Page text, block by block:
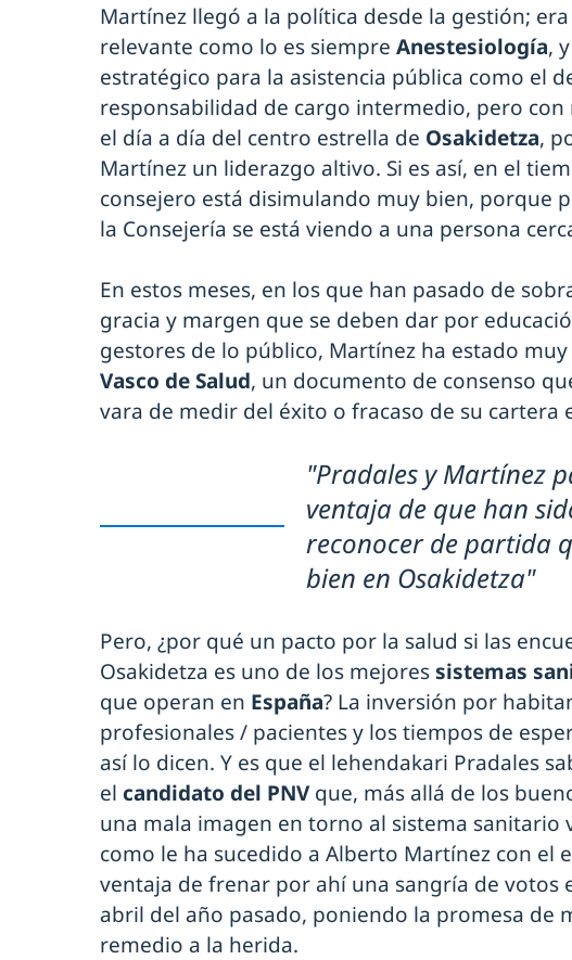
Martínez llegó a la política desde la gestión;
relevante como lo es siempre Anestesiología,
estratégico para la asistencia pública como el
responsabilidad de cargo intermedio, pero
el día a día del centro estrella de Osakidetza,
Martínez un liderazgo altivo. Si es así, en el
consejero está disimulando muy bien, porque
la Consejería se está viendo a una persona
En estos meses, en los que han pasado de
gracia y margen que se deben dar por
gestores de lo público, Martínez ha estado
Vasco de Salud, un documento de consenso
vara de medir del éxito o fracaso de su cartera
"Pradales y Martínez
ventaja de que han
reconocer de partida
bien en Osakidetza"
Pero, ¿por qué un pacto por la salud si las
Osakidetza es uno de los mejoressistemas
que operan en España? La inversión por
profesionales / pacientes y los tiempos de
así lo dicen. Y es que el lehendakari Pradales
el candidato del PNVque, más allá de los
una mala imagen en torno al sistema sanitario
como le ha sucedido a Alberto Martínez con el
ventaja de frenar por ahí una sangría de votos
abril del año pasado, poniendo la promesa de
remedio a la herida.